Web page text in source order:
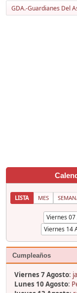
GDA.-Guardianes Del
LISTA MES
Cumpleaños
Viernes 7 Agosto:
Lunes 10 Agosto: